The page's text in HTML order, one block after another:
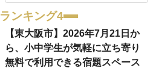
ランキング4
【東大阪市】2026年7月21日か
ら、小中学生が気軽に立ち寄り
無料で利用できる宿題スペース